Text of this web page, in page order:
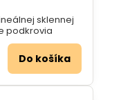
sklennej
podkrovia
Do košíka